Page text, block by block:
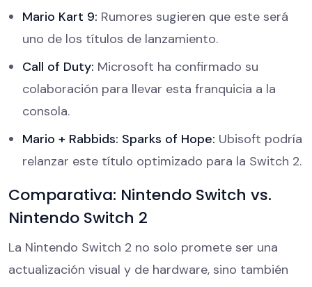
Mario Kart 9: Rumores sugieren que este será
uno de los títulos de lanzamiento.
Call of Duty: Microsoft ha confirmado su
colaboración para llevar esta franquicia a la
consola.
Mario + Rabbids: Sparks of Hope: Ubisoft podría
relanzar este título optimizado para la Switch 2.
Comparativa: Nintendo Switch vs.
Nintendo Switch 2
La Nintendo Switch 2 no solo promete ser una
actualización visual y de hardware, sino también